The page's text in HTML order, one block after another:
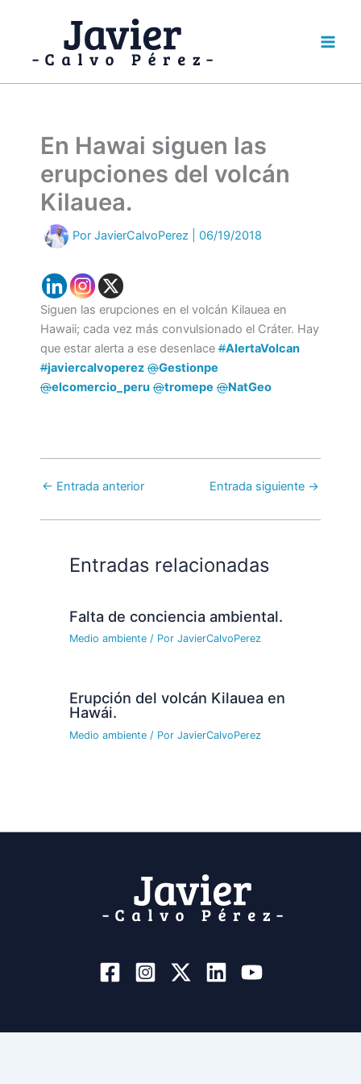
En Hawai siguen las
erupciones del volcán
Kilauea.
Por JavierCalvoPerez 06/19/2018
Siguen las erupciones en el volcán Kilauea en
Hawaii; cada vez más convulsionado el Cráter. Hay
que estar alerta a ese desenlace #AlertaVolcan
#javiercalvoperez @Gestionpe
@elcomercio_peru @tromepe @NatGeo
← Entrada anterior Entrada siguiente →
Entradas relacionadas
Falta de conciencia ambiental.
Medio ambiente / PorJavierCalvoPerez
Erupción del volcán Kilauea en
Hawái.
Medio ambiente / PorJavierCalvoPerez